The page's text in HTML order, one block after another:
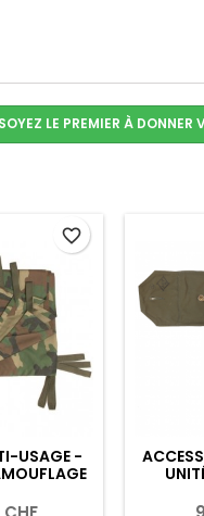
SOYEZ LE PREMIER À DONNER
FUSIL
OLIVE
favorite_border
SAC À